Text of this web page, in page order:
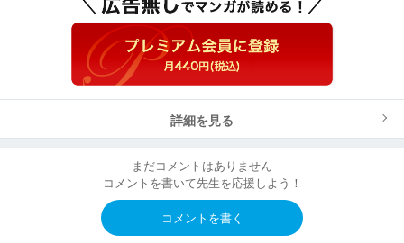
詳細を見る
まだコメントはありません
コメントを書いて先生を応援しよう！
コメントを書く